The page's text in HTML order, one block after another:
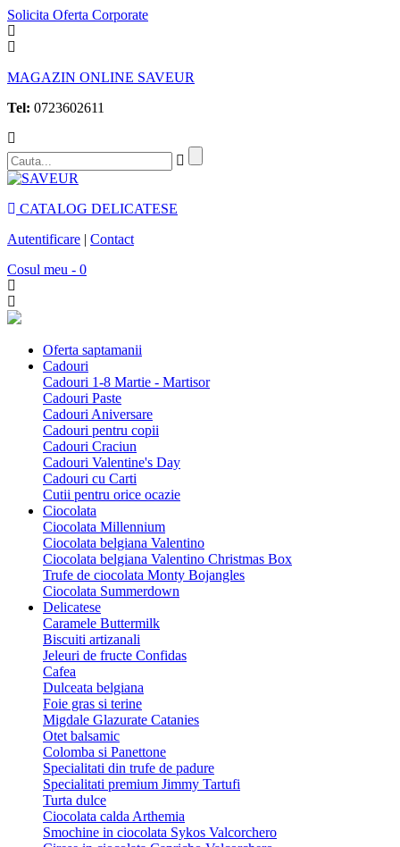
Solicita Oferta Corporate
MAGAZIN ONLINE SAVEUR
Tel: 0723602611
CATALOG DELICATESE
Autentificare | Contact
Cosul meu - 0
Oferta saptamanii
Cadouri
Cadouri 1-8 Martie - Martisor
Cadouri Paste
Cadouri Aniversare
Cadouri pentru copii
Cadouri Craciun
Cadouri Valentine's Day
Cadouri cu Carti
Cutii pentru orice ocazie
Ciocolata
Ciocolata Millennium
Ciocolata belgiana Valentino
Ciocolata belgiana Valentino Christmas Box
Trufe de ciocolata Monty Bojangles
Ciocolata Summerdown
Delicatese
Caramele Buttermilk
Biscuiti artizanali
Jeleuri de fructe Confidas
Cafea
Dulceata belgiana
Foie gras si terine
Migdale Glazurate Catanies
Otet balsamic
Colomba si Panettone
Specialitati din trufe de padure
Specialitati premium Jimmy Tartufi
Turta dulce
Ciocolata calda Arthemia
Smochine in ciocolata Sykos Valcorchero